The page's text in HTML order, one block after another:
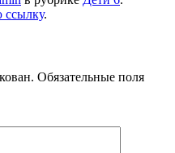
ссылку.
Обязательные поля